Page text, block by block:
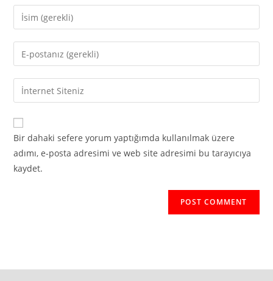
Enter
your
name
comment
Enter
your
email
address
comment
Enter
your
website
URL
Bir dahaki sefere yorum yaptığımda kullanılmak üzere
adımı, e-posta adresimi ve web site adresimi bu tarayıcıya
kaydet.